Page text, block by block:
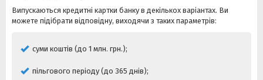
Випускаються кредитні картки банку в декількох варіантах. Ви
можете підібрати відповідну, виходячи з таких параметрів:
суми коштів (до 1 млн. грн.);
пільгового періоду (до 365 днів);